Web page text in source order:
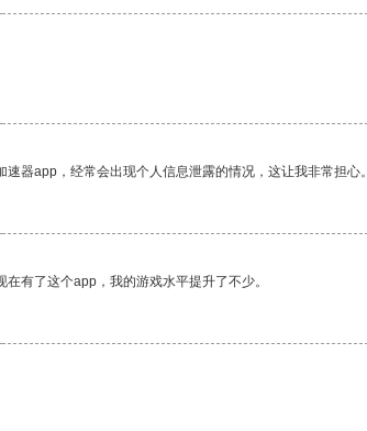
器app，经常会出现个人信息泄露的情况，这让我非常担心。
有了这个app，我的游戏水平提升了不少。